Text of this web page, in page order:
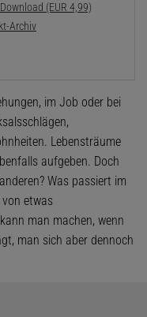
(EUR 4,99)
Archiv
im Job oder bei
Lebensträume
aufgeben. Doch
Was passiert im
etwas
man machen, wenn
man sich aber dennoch